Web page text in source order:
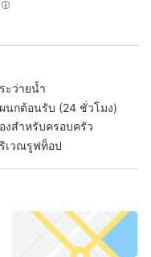
ะว่ายน้ำ
นกต้อนรับ (24 ชั่วโมง)
งสำหรับครอบครัว
เวณรูฟท็อป